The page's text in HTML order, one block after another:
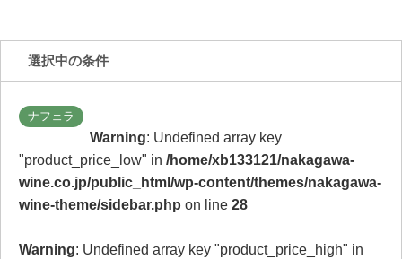
選択中の条件
ナフェラ
Warning: Undefined array key
"product_price_low" in /home/xb133121/nakagawa-
wine.co.jp/public_html/wp-content/themes/nakagawa-
wine-theme/sidebar.php on line 28
Warning: Undefined array key "product_price_high" in